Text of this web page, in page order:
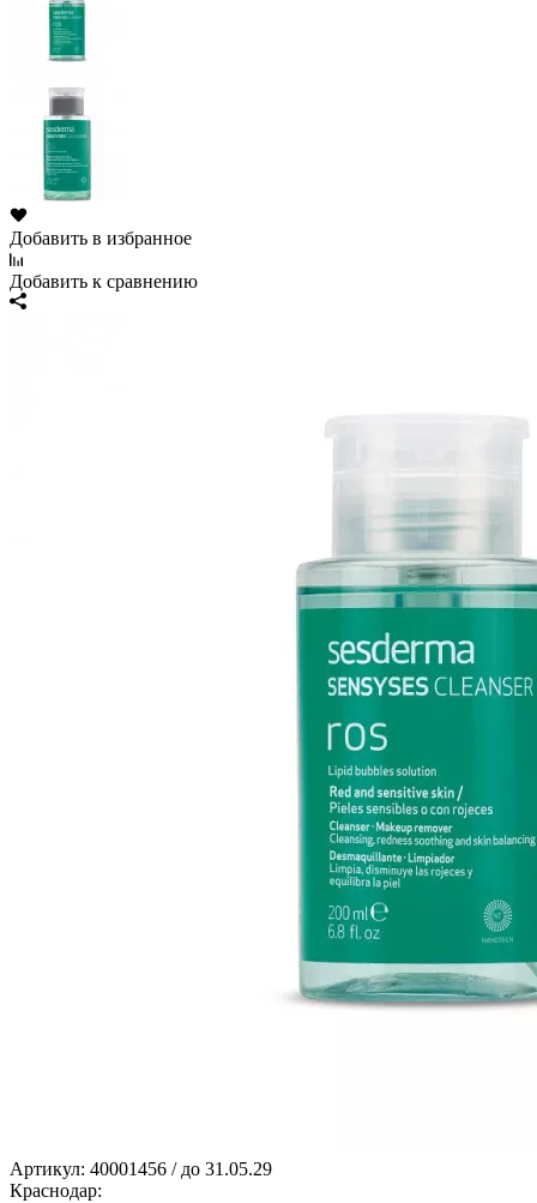
Добавить в избранное
Добавить к сравнению
Артикул: 40001456 / до 31.05.29
Краснодар: